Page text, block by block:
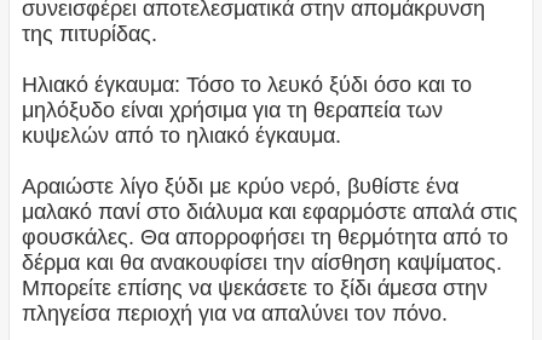
συνεισφέρει αποτελεσματικά στην απομάκρυνση
της πιτυρίδας.
Ηλιακό έγκαυμα: Τόσο το λευκό ξύδι όσο και το
μηλόξυδο είναι χρήσιμα για τη θεραπεία των
κυψελών από το ηλιακό έγκαυμα.
Αραιώστε λίγο ξύδι με κρύο νερό, βυθίστε ένα
μαλακό πανί στο διάλυμα και εφαρμόστε απαλά στις
φουσκάλες. Θα απορροφήσει τη θερμότητα από το
δέρμα και θα ανακουφίσει την αίσθηση καψίματος.
Μπορείτε επίσης να ψεκάσετε το ξίδι άμεσα στην
πληγείσα περιοχή για να απαλύνει τον πόνο.